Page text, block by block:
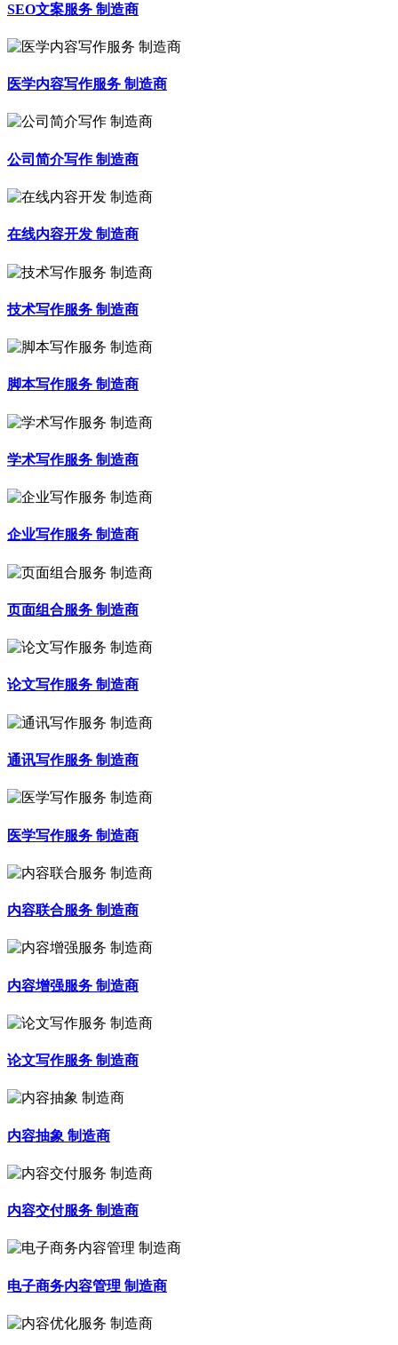
SEO文案服务 制造商
医学内容写作服务 制造商
公司简介写作 制造商
在线内容开发 制造商
技术写作服务 制造商
脚本写作服务 制造商
学术写作服务 制造商
企业写作服务 制造商
页面组合服务 制造商
论文写作服务 制造商
通讯写作服务 制造商
医学写作服务 制造商
内容联合服务 制造商
内容增强服务 制造商
论文写作服务 制造商
内容抽象 制造商
内容交付服务 制造商
电子商务内容管理 制造商